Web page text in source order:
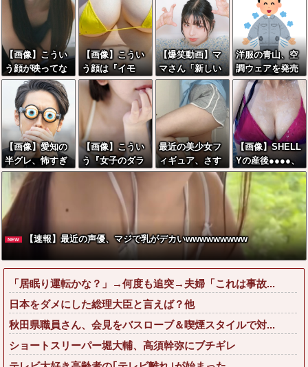
【画像】こうい
う顔が映ってな
い乳の画像が最
もえっちwwww
www
【画像】こうい
う顔は『イモ
娘』なのにお乳
はしっかり都会
っ子な女子www
w
【爆笑動画】マ
マさん「新しい
洗濯機買って1発
目に回したらコ
レw」←こwれw
はw w w w w w
w w w w
洋服の青山、空
調ウェアを発売
ｗｗｗｗｗｗ
【画像】愛知の
半グレ、怖すぎ
る→御尊顔がこ
ちら…
【画像】こうい
う『女子のダラ
しない背中』に
勃起する奴www
最近の美少女フ
ィギュア、さす
がに太ももが太
すぎwwwww
【画像】SHELL
Yの産後●●●●、
たわわ、たわわ
wwww
NEW 【速報】最近の声優、マジで乳がデカいwwwwwwwww
「居眠り運転かな？」→何度も追突→夫婦「これは事故...
日本をダメにした総理大臣と言えば？他
秋田県職員さん、会見をバスローブ＆喫煙スタイルで対...
ショートスリーパー堀大輔、高須幹弥にブチギレ